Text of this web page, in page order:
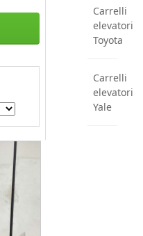
Carrelli
elevatori
Toyota
Carrelli
elevatori
Yale